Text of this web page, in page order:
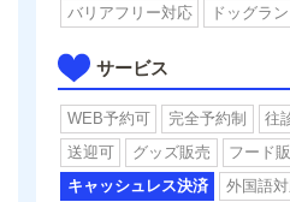
バリアフリー対応
ドッグラン
サービス
WEB予約可 完全予約制 往
送迎可
グッズ販売 フード
キャッシュレス決済
外国語